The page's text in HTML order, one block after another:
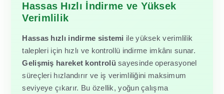
Hassas Hızlı İndirme ve Yüksek
Verimlilik
Hassas hızlı indirme sistemi ile yüksek verimlilik
talepleri için hızlı ve kontrollü indirme imkânı sunar.
Gelişmiş hareket kontrolü sayesinde operasyonel
süreçleri hızlandırır ve iş verimliliğini maksimum
seviyeye çıkarır. Bu özellik, yoğun çalışma